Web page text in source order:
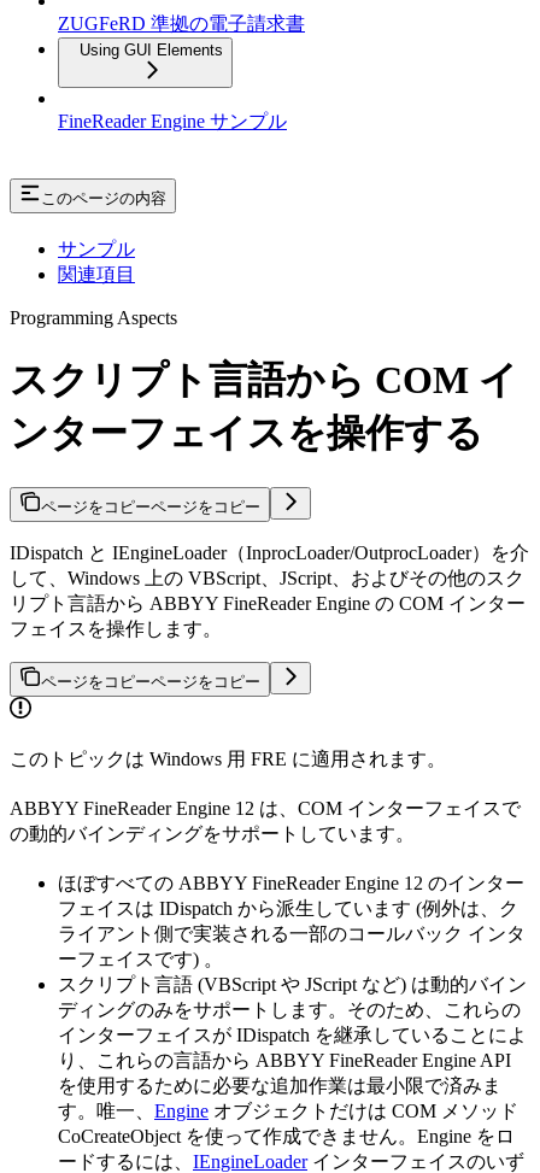
ZUGFeRD 準拠の電子請求書
Using GUI Elements
FineReader Engine サンプル
このページの内容
サンプル
関連項目
Programming Aspects
スクリプト言語から COM イ
ンターフェイスを操作する
ページをコピーページをコピー
IDispatch と IEngineLoader（InprocLoader/OutprocLoader）を介
して、Windows 上の VBScript、JScript、およびその他のスク
リプト言語から ABBYY FineReader Engine の COM インター
フェイスを操作します。
ページをコピーページをコピー
このトピックは Windows 用 FRE に適用されます。
ABBYY FineReader Engine 12 は、COM インターフェイスで
の動的バインディングをサポートしています。
ほぼすべての ABBYY FineReader Engine 12 のインター
フェイスは IDispatch から派生しています (例外は、ク
ライアント側で実装される一部のコールバック インタ
ーフェイスです) 。
スクリプト言語 (VBScript や JScript など) は動的バイン
ディングのみをサポートします。そのため、これらの
インターフェイスが IDispatch を継承していることによ
り、これらの言語から ABBYY FineReader Engine API
を使用するために必要な追加作業は最小限で済みま
す。唯一、 Engine オブジェクトだけは COM メソッド
CoCreateObject を使って作成できません。Engine をロ
ードするには、 IEngineLoaderインターフェイスのいず